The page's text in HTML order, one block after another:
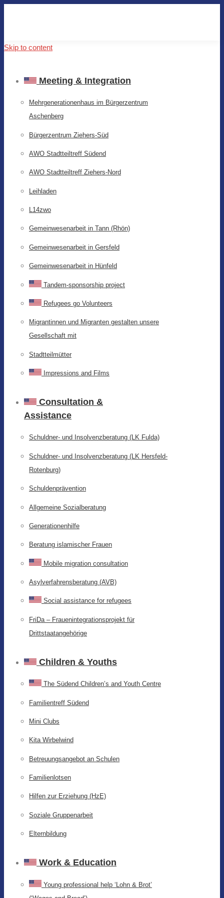
Skip to content
Meeting & Integration
Mehrgenerationenhaus im Bürgerzentrum
Aschenberg
Bürgerzentrum Ziehers-Süd
AWO Stadtteiltreff Südend
AWO Stadtteiltreff Ziehers-Nord
Leihladen
L14zwo
Gemeinwesenarbeit in Tann (Rhön)
Gemeinwesenarbeit in Gersfeld
Gemeinwesenarbeit in Hünfeld
Tandem-sponsorship project
Refugees go Volunteers
Migrantinnen und Migranten gestalten unsere
Gesellschaft mit
Stadtteilmütter
Impressions and Films
Consultation &
Assistance
Schuldner- und Insolvenzberatung (LK Fulda)
Schuldner- und Insolvenzberatung (LK Hersfeld-
Rotenburg)
Schuldenprävention
Allgemeine Sozialberatung
Generationenhilfe
Beratung islamischer Frauen
Mobile migration consultation
Asylverfahrensberatung (AVB)
Social assistance for refugees
FriDa – Frauenintegrationsprojekt für
Drittstaatangehörige
Children & Youths
The Südend Children’s and Youth Centre
Familientreff Südend
Mini Clubs
Kita Wirbelwind
Betreuungsangebot an Schulen
Familienlotsen
Hilfen zur Erziehung (HzE)
Soziale Gruppenarbeit
Elternbildung
Work & Education
Young professional help ‘Lohn & Brot’